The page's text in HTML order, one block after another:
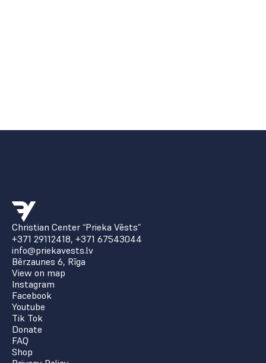
Christian Center “Prieka Vēsts”
+371 29112418, +371 67543044
info@priekavests.lv
Bērzaunes 6, Rīga
View on map
Instagram
Facebook
Youtube
Tik Tok
Donate
FAQ
Shop